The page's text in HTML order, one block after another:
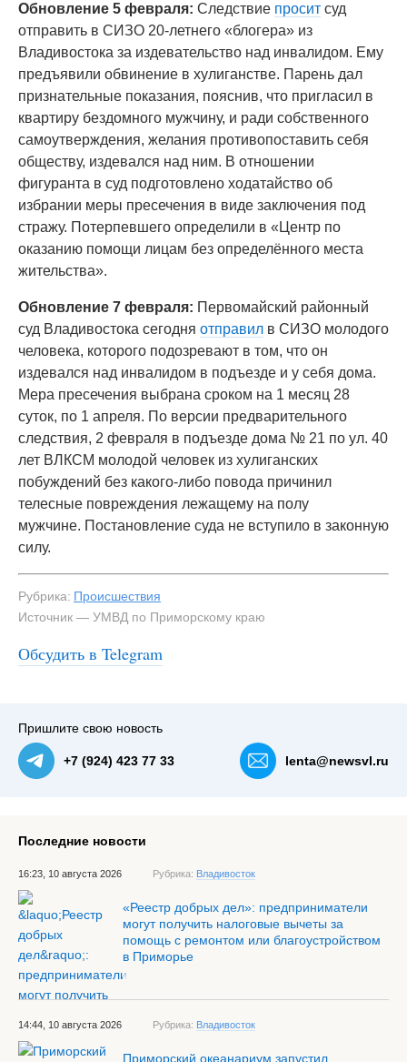
Обновление 5 февраля: Следствие просит суд
отправить в СИЗО 20-летнего «блогера» из
Владивостока за издевательство над инвалидом. Ему
предъявили обвинение в хулиганстве. Парень дал
признательные показания, пояснив, что пригласил в
квартиру бездомного мужчину, и ради собственного
самоутверждения, желания противопоставить себя
обществу, издевался над ним. В отношении
фигуранта в суд подготовлено ходатайство об
избрании меры пресечения в виде заключения под
стражу. Потерпевшего определили в «Центр по
оказанию помощи лицам без определённого места
жительства».
Обновление 7 февраля: Первомайский районный
суд Владивостока сегодня отправил в СИЗО молодого
человека, которого подозревают в том, что он
издевался над инвалидом в подъезде и у себя дома.
Мера пресечения выбрана сроком на 1 месяц 28
суток, по 1 апреля. По версии предварительного
следствия, 2 февраля в подъезде дома № 21 по ул. 40
лет ВЛКСМ молодой человек из хулиганских
побуждений без какого-либо повода причинил
телесные повреждения лежащему на полу
мужчине. Постановление суда не вступило в законную
силу.
Рубрика: Происшествия
Источник — УМВД по Приморскому краю
Обсудить в Telegram
#1
Пришлите свою новость
+7 (924) 423 77 33 lenta@newsvl.ru
Последние новости
16:23, 10 августа 2026 Рубрика: Владивосток
«Реестр добрых дел»: предприниматели
могут получить налоговые вычеты за
помощь с ремонтом или благоустройством
в Приморье
14:44, 10 августа 2026 Рубрика: Владивосток
Приморский океанариум запустил